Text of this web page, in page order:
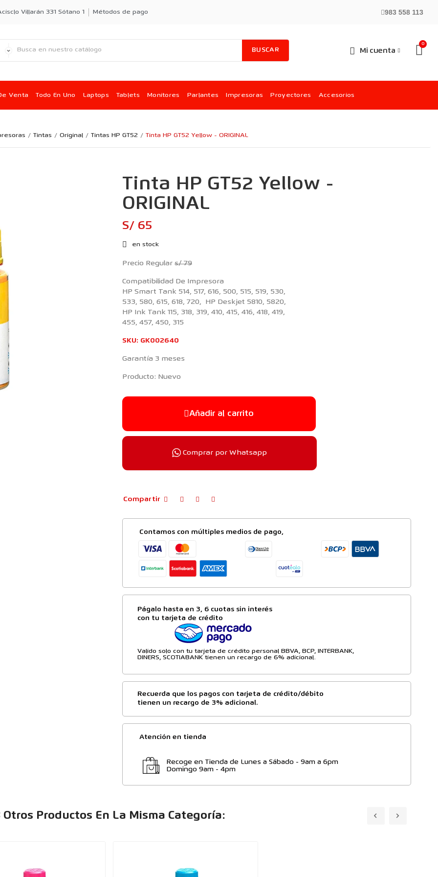
Villarán 331 Sótano 1 Métodos de pago 983 558 113
BUSCAR Mi cuenta
Venta Todo En Uno Laptops Tablets Monitores Parlantes Impresoras Proyectores Accesorios
Tintas Original Tintas HP GT52 Tinta HP GT52 Yellow - ORIGINAL
Tinta HP GT52 Yellow -
ORIGINAL
S/ 65
en stock
Precio Regular s/ 79
Compatibilidad De Impresora
HP Smart Tank 514, 517, 616, 500, 515, 519, 530,
533, 580, 615, 618, 720, HP Deskjet 5810, 5820,
HP Ink Tank 115, 318, 319, 410, 415, 416, 418, 419,
455, 457, 450, 315
SKU: GK002640
Garantía 3 meses
Producto: Nuevo
Añadir al carrito
Comprar por Whatsapp
Compartir
Contamos con múltiples medios de pago,
Págalo hasta en 3, 6 cuotas sin interés
con tu tarjeta de crédito
Valido solo con tu tarjeta de crédito personal BBVA, BCP, INTERBANK,
DINERS, SCOTIABANK tienen un recargo de 6% adicional.
Recuerda que los pagos con tarjeta de crédito/débito
tienen un recargo de 3% adicional.
Atención en tienda
Recoge en Tienda de Lunes a Sábado - 9am a 6pm
Domingo 9am - 4pm
Otros Productos En La Misma Categoría: